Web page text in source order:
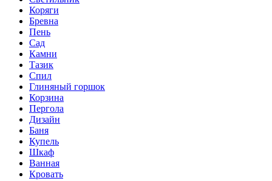
Коряги
Бревна
Пень
Сад
Камни
Тазик
Спил
Глиняный горшок
Корзина
Пергола
Дизайн
Баня
Купель
Шкаф
Ванная
Кровать